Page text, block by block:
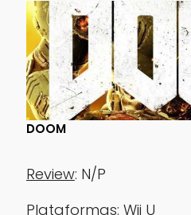
DOOM
Review: N/P
Plataformas: Wii U